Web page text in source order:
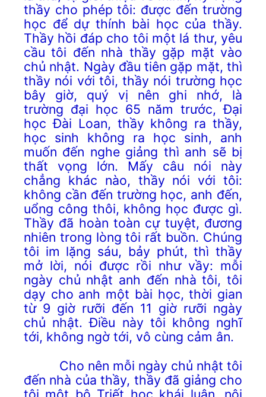
thầy cho phép tôi: được đến trường
học để dự thính bài học của thầy.
Thầy hồi đáp cho tôi một lá thư, yêu
cầu tôi đến nhà thầy gặp mặt vào
chủ nhật. Ngày đầu tiên gặp mặt, thì
thầy nói với tôi, thầy nói trường học
bây giờ, quý vị nên ghi nhớ, là
trường đại học 65 năm trước, Đại
học Đài Loan, thầy không ra thầy,
học sinh không ra học sinh, anh
muốn đến nghe giảng thì anh sẽ bị
thất vọng lớn. Mấy câu nói này
chẳng khác nào, thầy nói với tôi:
không cần đến trường học, anh đến,
uổng công thôi, không học được gì.
Thầy đã hoàn toàn cự tuyệt, đương
nhiên trong lòng tôi rất buồn. Chúng
tôi im lặng sáu, bảy phút, thì thầy
mở lời, nói được rồi như vầy: mỗi
ngày chủ nhật anh đến nhà tôi, tôi
dạy cho anh một bài học, thời gian
từ 9 giờ rưỡi đến 11 giờ rưỡi ngày
chủ nhật. Điều này tôi không nghĩ
tới, không ngờ tới, vô cùng cảm ân.
Cho nên mỗi ngày chủ nhật tôi
đến nhà của thầy, thầy đã giảng cho